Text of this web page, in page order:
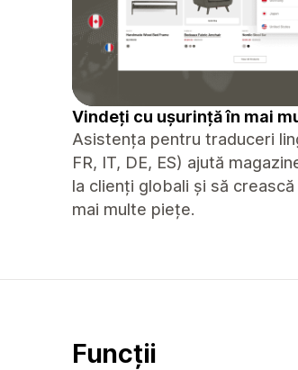
Vindeți cu ușurință în mai
Asistența pentru traduceri
FR, IT, DE, ES) ajută
la clienți globali și să
mai multe piețe.
Funcții